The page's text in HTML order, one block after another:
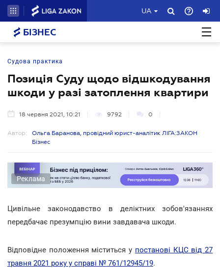
UA
БІЗНЕС
Судова практика
Позиція Суду щодо відшкодування
шкоди у разі затоплення квартири
18 червня 2021, 10:21 9792 0
Автор:
Ольга Баранова, провідний юрист-аналітик ЛІГА:ЗАКОН
Бізнес
Реклама
Цивільне законодавство в деліктних зобов'язаннях
передбачає презумпцію вини завдавача шкоди.
Відповідне положення міститься у постанові КЦС від 27
травня 2021 року у справі № 761/12945/19.